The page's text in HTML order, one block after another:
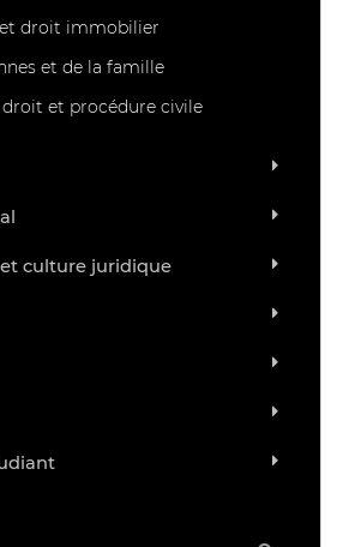
droit immobilier
et de la famille
et procédure civile
culture juridique